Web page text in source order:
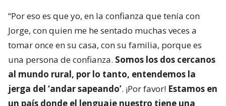
“Por eso es que yo, en la confianza que tenía con
Jorge, con quien me he sentado muchas veces a
tomar once en su casa, con su familia, porque es
una persona de confianza. Somos los dos cercanos
al mundo rural, por lo tanto, entendemos la
jerga del ‘andar sapeando’. ¡Por favor! Estamos en
un país donde el lenguaje nuestro tiene una